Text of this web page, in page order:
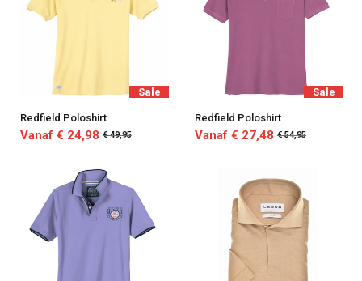
Sale
Redfield Poloshirt
Vanaf € 24,98 € 49,95
Sale
Redfield Poloshirt
Vanaf € 27,48 € 54,95